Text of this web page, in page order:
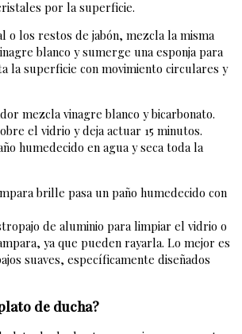
por la superficie.
o los restos de jabón, mezcla la misma
blanco y sumerge una esponja para
la superficie con movimiento circulares y
mezcla vinagre blanco y bicarbonato.
el vidrio y deja actuar 15 minutos.
humedecido en agua y seca toda la
brille pasa un paño humedecido con
de aluminio para limpiar el vidrio o
ya que pueden rayarla. Lo mejor es
suaves, específicamente diseñados
de ducha?